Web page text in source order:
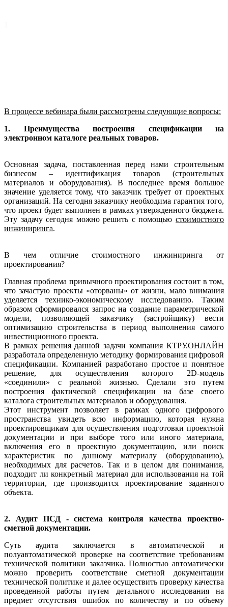
В процессе вебинара были рассмотрены следующие вопросы:
1. Преимущества построения спецификации на
электронном каталоге реальных товаров.
Основная задача, поставленная перед нами строительным
бизнесом – идентификация товаров (строительных
материалов и оборудования). В последнее время большое
значение уделяется тому, что заказчик требует от проектных
организаций. На сегодня заказчику необходима гарантия того,
что проект будет выполнен в рамках утвержденного бюджета.
Эту задачу сегодня можно решить с помощью стоимостного
инжиниринга.
В чем отличие стоимостного инжиниринга от
проектирования?
Главная проблема привычного проектирования состоит в том,
что зачастую проекты «оторваны» от жизни, мало внимания
уделяется технико-экономическому исследованию. Таким
образом сформировался запрос на создание параметрической
модели, позволяющей заказчику (застройщику) вести
оптимизацию строительства в период выполнения самого
инвестиционного проекта.
В рамках решения данной задачи компания КТРУ.ОНЛАЙН
разработала определенную методику формирования цифровой
спецификации. Компанией разработано простое и понятное
решение, для осуществления которого 2D-модель
«соединили» с реальной жизнью. Сделали это путем
построения фактической спецификации на базе своего
каталога строительных материалов и оборудования.
Этот инструмент позволяет в рамках одного цифрового
пространства увидеть всю информацию, которая нужна
проектировщикам для осуществления подготовки проектной
документации и при выборе того или иного материала,
включения его в проектную документацию, или поиск
характеристик по данному материалу (оборудованию),
необходимых для расчетов. Так и в целом для понимания,
подходит ли конкретный материал для использования на той
территории, где производится проектирование заданного
объекта.
2. Аудит ПСД - система контроля качества проектно-
сметной документации.
Суть аудита заключается в автоматической и
полуавтоматической проверке на соответствие требованиям
технической политики заказчика. Полностью автоматически
можно проверить соответствие сметной документации
технической политике и далее осуществить проверку качества
проведенной работы путем детального исследования на
предмет отсутствия ошибок по количеству и по объему